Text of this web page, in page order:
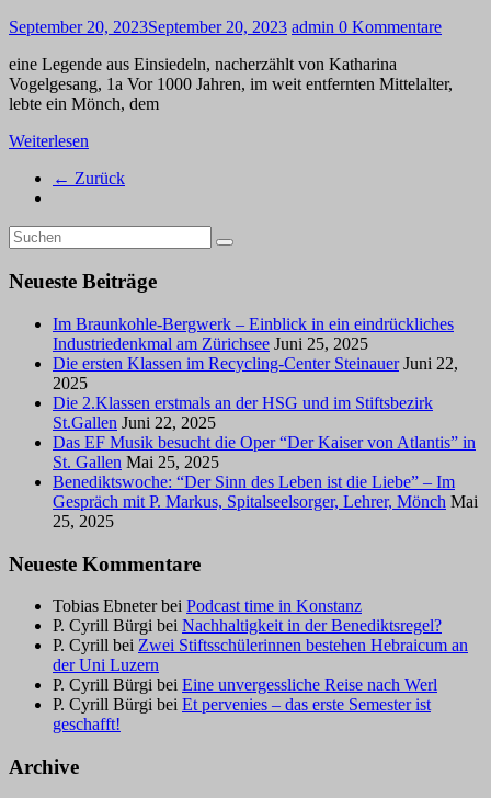
September 20, 2023September 20, 2023 admin 0 Kommentare
eine Legende aus Einsiedeln, nacherzählt von Katharina
Vogelgesang, 1a Vor 1000 Jahren, im weit entfernten Mittelalter,
lebte ein Mönch, dem
Weiterlesen
← Zurück
Neueste Beiträge
Im Braunkohle-Bergwerk – Einblick in ein eindrückliches
Industriedenkmal am Zürichsee Juni 25, 2025
Die ersten Klassen im Recycling-Center Steinauer Juni 22,
2025
Die 2.Klassen erstmals an der HSG und im Stiftsbezirk
St.Gallen Juni 22, 2025
Das EF Musik besucht die Oper “Der Kaiser von Atlantis” in
St. Gallen Mai 25, 2025
Benediktswoche: “Der Sinn des Leben ist die Liebe” – Im
Gespräch mit P. Markus, Spitalseelsorger, Lehrer, Mönch Mai
25, 2025
Neueste Kommentare
Tobias Ebneterbei Podcast time in Konstanz
P. Cyrill Bürgi bei Nachhaltigkeit in der Benediktsregel?
P. Cyrill bei Zwei Stiftsschülerinnen bestehen Hebraicum an
der Uni Luzern
P. Cyrill Bürgi bei Eine unvergessliche Reise nach Werl
P. Cyrill Bürgi bei Et pervenies – das erste Semester ist
geschafft!
Archive